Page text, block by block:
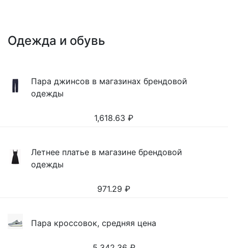
Одежда и обувь
Пара джинсов в магазинах брендовой
одежды
1,618.63 ₽
Летнее платье в магазине брендовой
одежды
971.29 ₽
Пара кроссовок, средняя цена